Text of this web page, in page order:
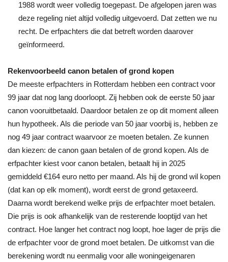
1988 wordt weer volledig toegepast. De afgelopen jaren was
deze regeling niet altijd volledig uitgevoerd. Dat zetten we nu
recht. De erfpachters die dat betreft worden daarover
geïnformeerd.
Rekenvoorbeeld canon betalen of grond kopen
De meeste erfpachters in Rotterdam hebben een contract voor
99 jaar dat nog lang doorloopt. Zij hebben ook de eerste 50 jaar
canon vooruitbetaald. Daardoor betalen ze op dit moment alleen
hun hypotheek. Als die periode van 50 jaar voorbij is, hebben ze
nog 49 jaar contract waarvoor ze moeten betalen. Ze kunnen
dan kiezen: de canon gaan betalen of de grond kopen. Als de
erfpachter kiest voor canon betalen, betaalt hij in 2025
gemiddeld €164 euro netto per maand. Als hij de grond wil kopen
(dat kan op elk moment), wordt eerst de grond getaxeerd.
Daarna wordt berekend welke prijs de erfpachter moet betalen.
Die prijs is ook afhankelijk van de resterende looptijd van het
contract. Hoe langer het contract nog loopt, hoe lager de prijs die
de erfpachter voor de grond moet betalen. De uitkomst van die
berekening wordt nu eenmalig voor alle woningeigenaren